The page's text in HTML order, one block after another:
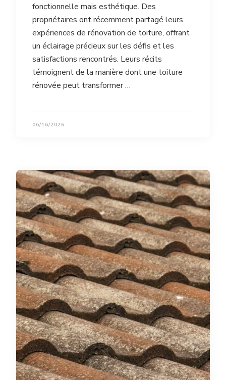
fonctionnelle mais esthétique. Des
propriétaires ont récemment partagé leurs
expériences de rénovation de toiture, offrant
un éclairage précieux sur les défis et les
satisfactions rencontrés. Leurs récits
témoignent de la manière dont une toiture
rénovée peut transformer …
06/16/2026